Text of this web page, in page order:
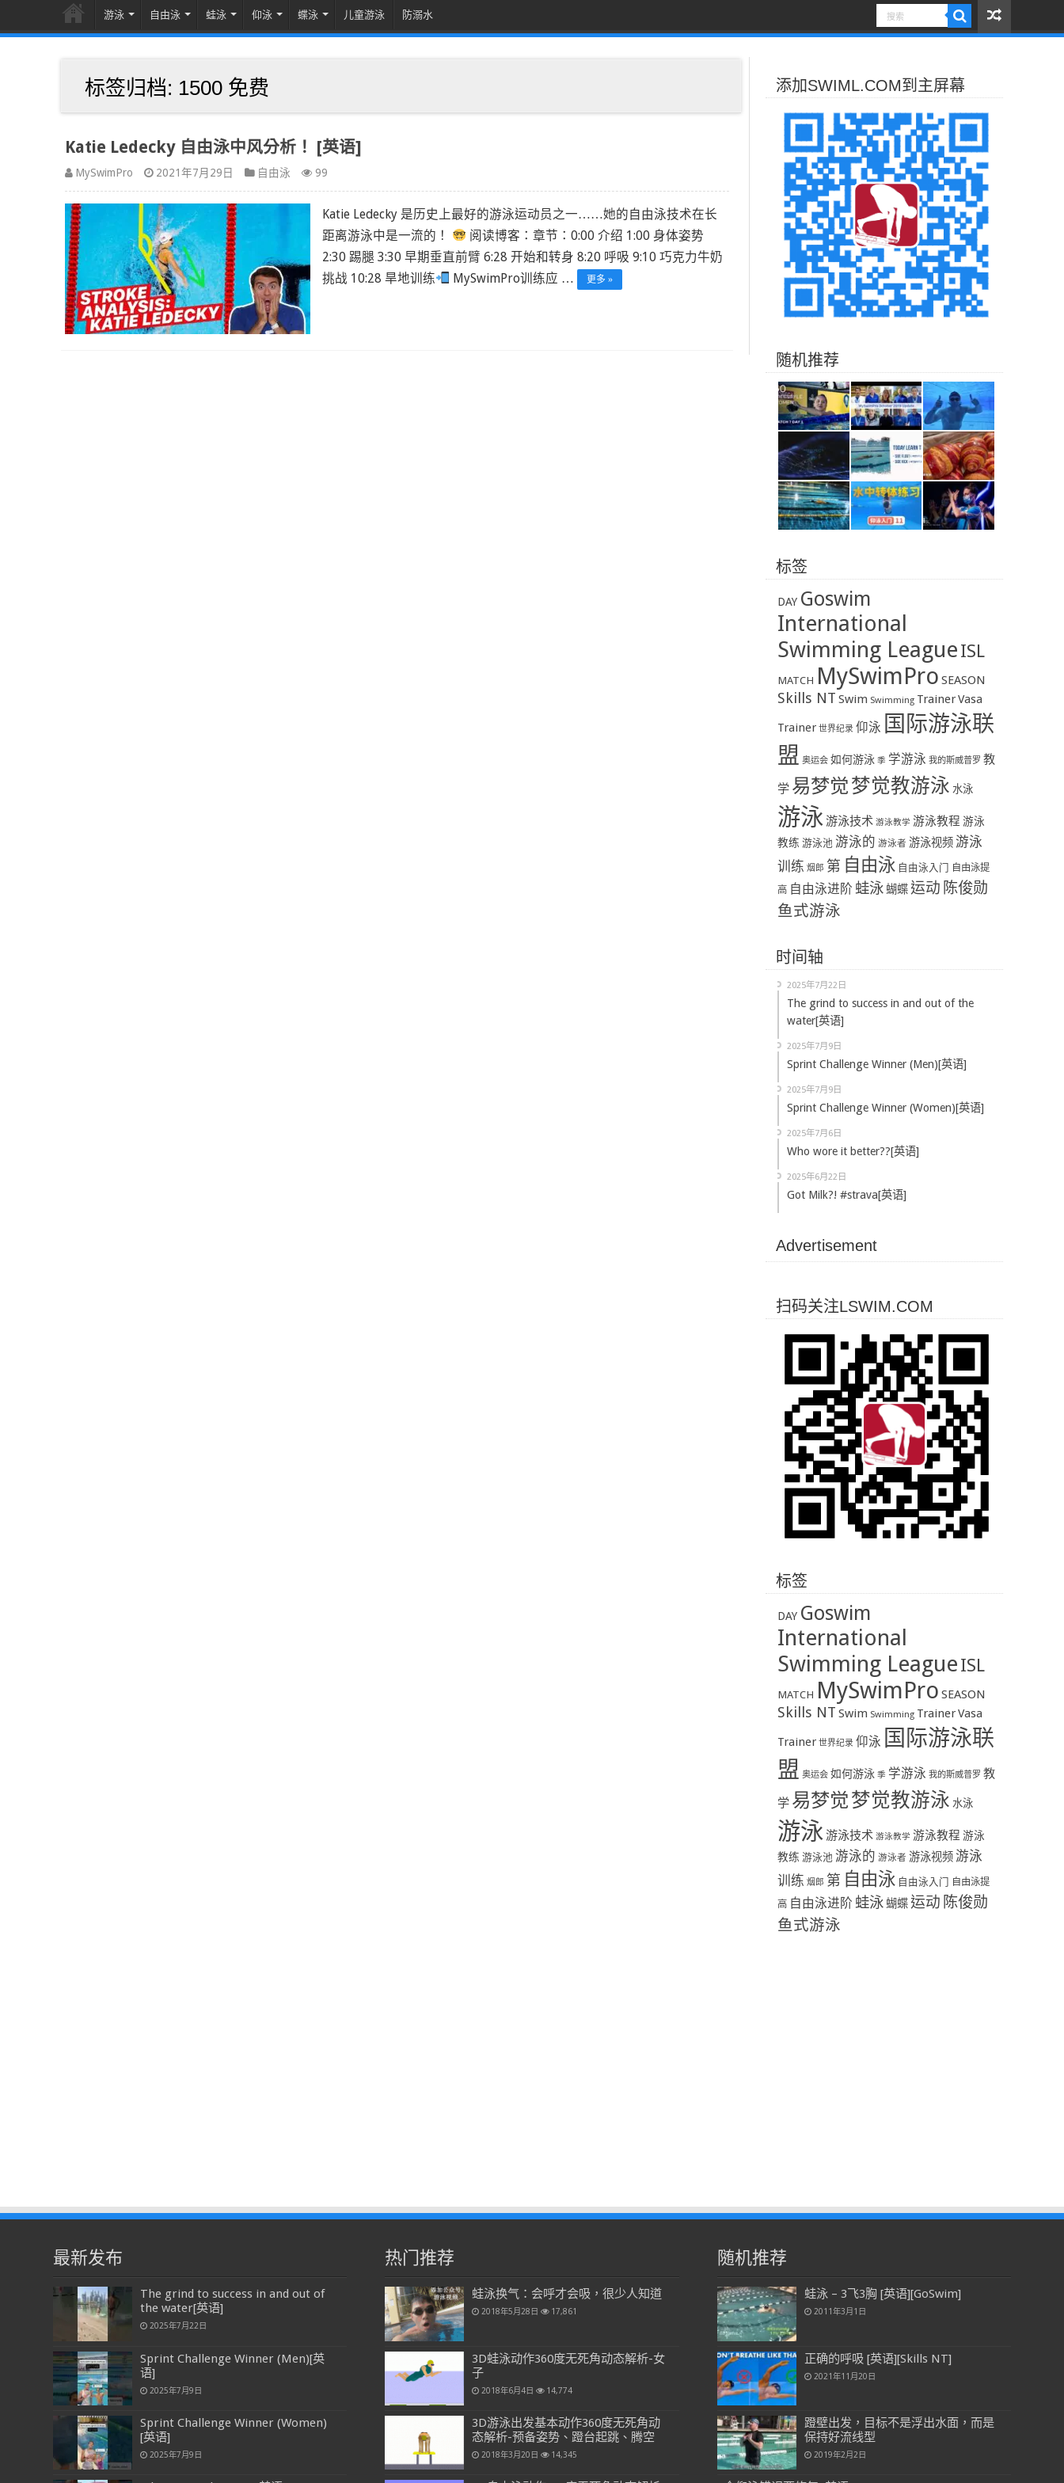
游泳 自由泳 蛙泳 仰泳 蝶泳 儿童游泳 防溺水
标签归档: 1500 免费
Katie Ledecky 自由泳中风分析！ [英语]
MySwimPro 2021年7月29日 自由泳 99
Katie Ledecky 是历史上最好的游泳运动员之一……她的自由泳技术在长
距离游泳中是一流的！
阅读博客：章节：0:00 介绍 1:00 身体姿势
2:30 踢腿 3:30 早期垂直前臂 6:28 开始和转身 8:20 呼吸 9:10 巧克力牛奶
挑战 10:28 旱地训练
MySwimPro训练应 … 更多 »
添加SWIML.COM到主屏幕
随机推荐
标签
DAY Goswim
International
Swimming LeagueISL
MATCH MySwimPro SEASON
Skills NT Swim Swimming TrainerVasa
Trainer 世界纪录 仰泳 国际游泳联
盟 奥运会 如何游泳 季 学游泳 我的斯威普罗 教
学 易梦觉梦觉教游泳 水泳
游泳游泳技术 游泳教学 游泳教程 游泳
教练 游泳池 游泳的 游泳者 游泳视频 游泳
训练 烟郎 第 自由泳 自由泳入门 自由泳提
高 自由泳进阶 蛙泳蝴蝶运动 陈俊勋
鱼式游泳
时间轴
2025年7月22日
The grind to success in and out of the
water[英语]
2025年7月9日
Sprint Challenge Winner (Men)[英语]
2025年7月9日
Sprint Challenge Winner (Women)[英语]
2025年7月6日
Who wore it better??[英语]
2025年6月22日
Got Milk?! #strava[英语]
Advertisement
扫码关注LSWIM.COM
标签
DAY Goswim
International
Swimming LeagueISL
MATCH MySwimPro SEASON
Skills NT Swim Swimming TrainerVasa
Trainer 世界纪录 仰泳 国际游泳联
盟 奥运会 如何游泳 季 学游泳 我的斯威普罗 教
学 易梦觉梦觉教游泳 水泳
游泳游泳技术 游泳教学 游泳教程 游泳
教练 游泳池 游泳的 游泳者 游泳视频 游泳
训练 烟郎 第 自由泳 自由泳入门 自由泳提
高 自由泳进阶 蛙泳蝴蝶运动 陈俊勋
鱼式游泳
最新发布
The grind to success in and out of
the water[英语]
2025年7月22日
Sprint Challenge Winner (Men)[英
语]
2025年7月9日
Sprint Challenge Winner (Women)
[英语]
2025年7月9日
热门推荐
蛙泳换气：会呼才会吸，很少人知道
2018年5月28日 17,861
3D蛙泳动作360度无死角动态解析-女
子
2018年6月4日 14,774
3D游泳出发基本动作360度无死角动
态解析-预备姿势、蹬台起跳、腾空
2018年3月20日 14,345
随机推荐
蛙泳 – 3飞3胸 [英语][GoSwim]
2011年3月1日
正确的呼吸 [英语][Skills NT]
2021年11月20日
蹬壁出发，目标不是浮出水面，而是
保持好流线型
2019年2月2日